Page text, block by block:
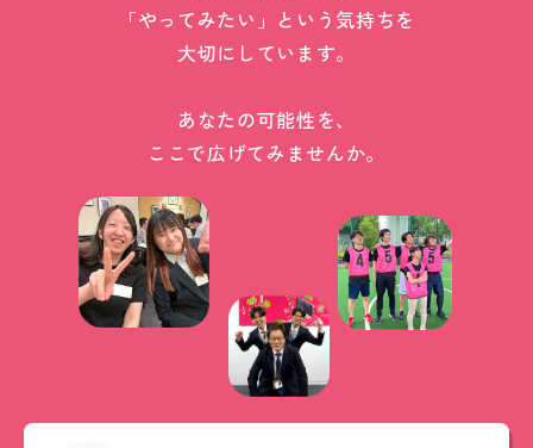
「やってみたい」という気持ちを
大切にしています。
あなたの可能性を、
ここで広げてみませんか。